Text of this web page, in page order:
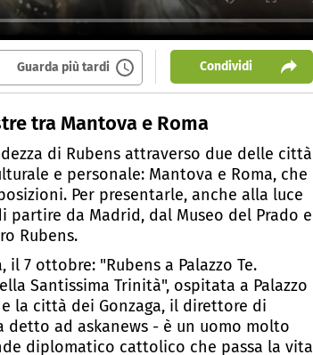
Guarda più tardi Condividi
tra Mantova e Roma
di Rubens attraverso due delle città
e personale: Mantova e Roma, che
Per presentarle, anche alla luce
da Madrid, dal Museo del Prado e
Rubens.
7 ottobre: "Rubens a Palazzo Te.
Santissima Trinità", ospitata a Palazzo
la città dei Gonzaga, il direttore di
detto ad askanews - è un uomo molto
diplomatico cattolico che passa la vita